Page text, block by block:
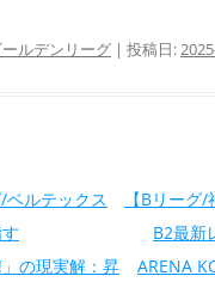
ルデンリーグ | 投稿日:
ョン
ベルテックス
」の現実解：昇
【Bリーグ/
B2最新
ARENA